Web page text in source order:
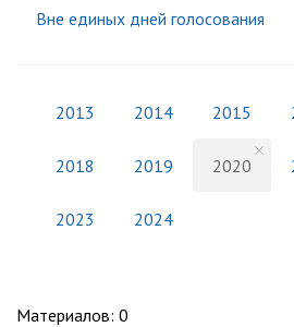
Вне единых дней голосования
2013 2014 2015
2018 2019 2020
2023 2024
Материалов: 0